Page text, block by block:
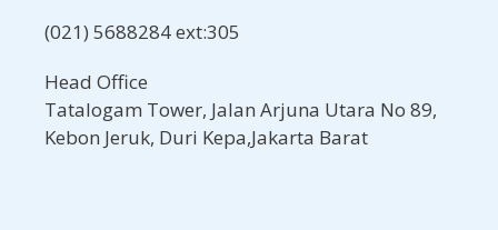
(021) 5688284 ext:305
Head Office
Tatalogam Tower, Jalan Arjuna Utara No 89,
Kebon Jeruk, Duri Kepa,Jakarta Barat